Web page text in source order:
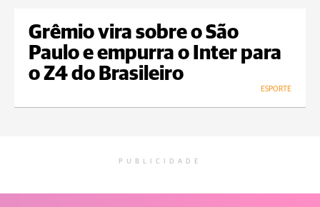
Grêmio vira sobre o São
Paulo e empurra o Inter para
o Z4 do Brasileiro
ESPORTE
PUBLICIDADE